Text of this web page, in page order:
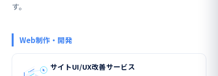
す。
Web制作・開発
サイトUI/UX改善サービス